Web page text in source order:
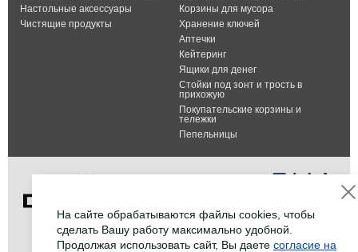
Настольные аксессуары
Чистящие продукты
Корзины для мусора
Хранение ключей
Аптечки
Кейтеринг
Ящики для денег
Стойки под зонт и трость в
прихожую
Покупательские корзины и
тележки
Пепельницы
Тел.: +7 (495) 232-07-42
Факс: +7 (495) 232-07-42
На сайте обрабатываются файлы cookies, чтобы
сделать Вашу работу максимально удобной.
Продолжая использовать сайт, Вы даете согласие на